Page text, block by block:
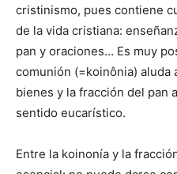
cristinismo, pues contiene
de la vida cristiana:
pan y oraciones… Es muy
comunión (=koinônia) aluda
bienes y la fracción del pan
sentido eucarístico.
Entre la koinonía y la